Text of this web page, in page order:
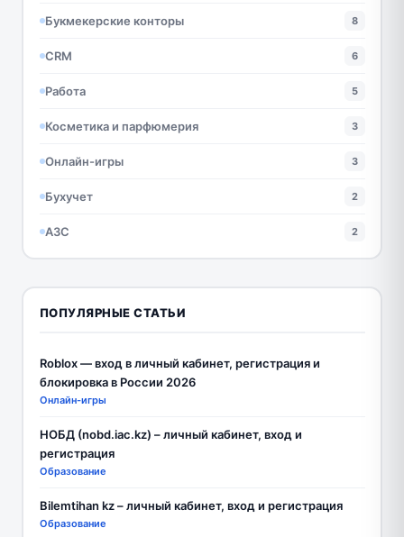
Букмекерские конторы 8
CRM 6
Работа 5
Косметика и парфюмерия 3
Онлайн-игры 3
Бухучет 2
АЗС 2
ПОПУЛЯРНЫЕ СТАТЬИ
Roblox — вход в личный кабинет, регистрация и
блокировка в России 2026
Онлайн-игры
НОБД (nobd.iac.kz) – личный кабинет, вход и
регистрация
Образование
Bilemtihan kz – личный кабинет, вход и регистрация
Образование